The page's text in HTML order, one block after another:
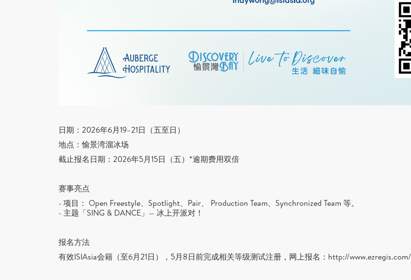
日期：2026年6月19–21日（五至日）
地点：愉景湾溜冰场
截止报名日期：2026年5月15日（五）*逾期费用双倍
赛事亮点
- 项目： Open Freestyle、Spotlight、Pair、 Production Team、Synchronized Team 等。
- 主题「SING & DANCE」— 冰上开派对！
报名方法
有效ISIAsia会籍（至6月21日），5月8日前完成相关等级测试注册，网上报名： http://www.ezregis.com/